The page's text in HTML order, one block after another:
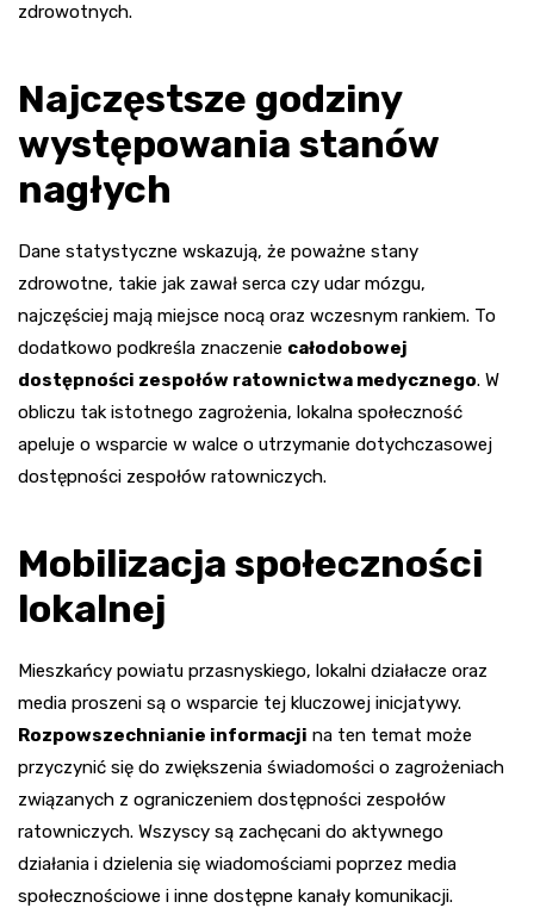
zdrowotnych.
Najczęstsze godziny
występowania stanów
nagłych
Dane statystyczne wskazują, że poważne stany
zdrowotne, takie jak zawał serca czy udar mózgu,
najczęściej mają miejsce nocą oraz wczesnym rankiem. To
dodatkowo podkreśla znaczenie całodobowej
dostępności zespołów ratownictwa medycznego. W
obliczu tak istotnego zagrożenia, lokalna społeczność
apeluje o wsparcie w walce o utrzymanie dotychczasowej
dostępności zespołów ratowniczych.
Mobilizacja społeczności
lokalnej
Mieszkańcy powiatu przasnyskiego, lokalni działacze oraz
media proszeni są o wsparcie tej kluczowej inicjatywy.
Rozpowszechnianie informacji na ten temat może
przyczynić się do zwiększenia świadomości o zagrożeniach
związanych z ograniczeniem dostępności zespołów
ratowniczych. Wszyscy są zachęcani do aktywnego
działania i dzielenia się wiadomościami poprzez media
społecznościowe i inne dostępne kanały komunikacji.